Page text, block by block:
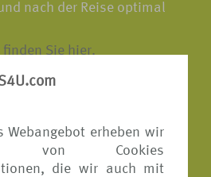
Webangebot erheben wir
von Cookies
die wir auch mit
nach der Reise optimal
Sie hier.
– ein Grundsatz, der
ausgezeichneten Produkten